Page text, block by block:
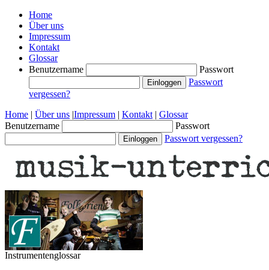
Home
Über uns
Impressum
Kontakt
Glossar
Benutzername
Passwort
Passwort
vergessen?
Home | Über uns |Impressum | Kontakt | Glossar
Benutzername
Passwort
Passwort vergessen?
Instrumentenglossar